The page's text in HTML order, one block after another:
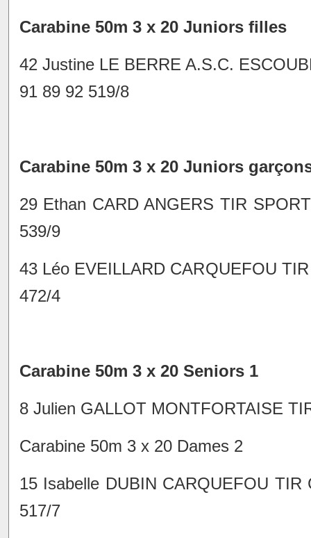
Carabine 50m 3 x 20 Juniors filles
42 Justine LE BERRE A.S.C.
91 89 92 519/8
Carabine 50m 3 x 20 Juniors
29 Ethan CARD ANGERS TIR
539/9
43 Léo EVEILLARD CARQUEFOU
472/4
Carabine 50m 3 x 20 Seniors 1
8 Julien GALLOT MONTFORTAISE
Carabine 50m 3 x 20 Dames 2
15 Isabelle DUBIN CARQUEFOU
517/7